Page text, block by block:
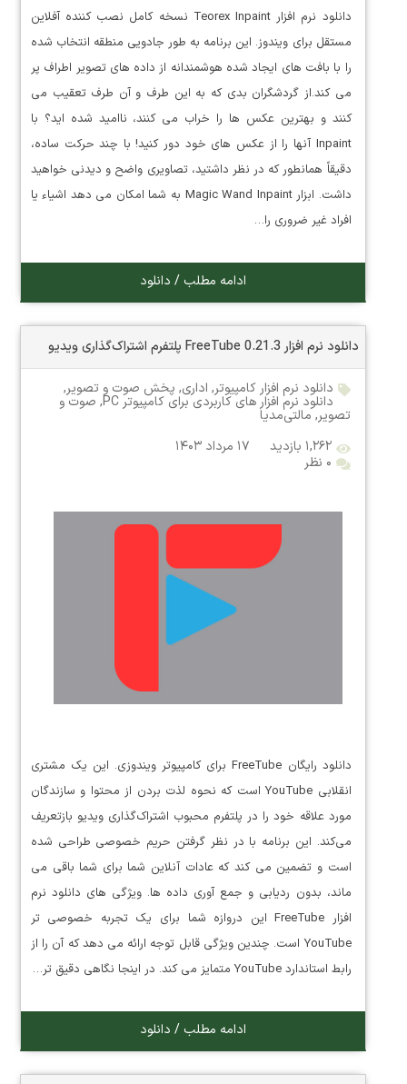
دانلود نرم افزار Teorex Inpaint نسخه کامل نصب کننده آفلاین
مستقل برای ویندوز. این برنامه به طور جادویی منطقه انتخاب شده
را با بافت های ایجاد شده هوشمندانه از داده های تصویر اطراف پر
می کند.از گردشگران بدی که به این طرف و آن طرف تعقیب می
کنند و بهترین عکس ها را خراب می کنند، ناامید شده اید؟ با
Inpaint آنها را از عکس های خود دور کنید! با چند حرکت ساده،
دقیقاً همانطور که در نظر داشتید، تصاویری واضح و دیدنی خواهید
داشت. ابزار Magic Wand Inpaint به شما امکان می دهد اشیاء یا
افراد غیر ضروری را…
ادامه مطلب / دانلود
دانلود نرم افزار FreeTube 0.21.3 پلتفرم اشتراک‌گذاری ویدیو
دانلود نرم افزار کامپیوتر, اداری, پخش صوت و تصویر,
دانلود نرم افزار های کاربردی برای کامپیوتر PC , صوت و
تصویر, مالتی‌مدیا
۱,۲۶۲ بازدید
۱۷ مرداد ۱۴۰۳
۰ نظر
دانلود رایگان FreeTube برای کامپیوتر ویندوزی. این یک مشتری
انقلابی YouTube است که نحوه لذت بردن از محتوا و سازندگان
مورد علاقه خود را در پلتفرم محبوب اشتراک‌گذاری ویدیو بازتعریف
می‌کند. این برنامه با در نظر گرفتن حریم خصوصی طراحی شده
است و تضمین می کند که عادات آنلاین شما برای شما باقی می
ماند، بدون ردیابی و جمع آوری داده ها. ویژگی های دانلود نرم
افزار FreeTube این دروازه شما برای یک تجربه خصوصی تر
YouTube است. چندین ویژگی قابل توجه ارائه می دهد که آن را از
رابط استاندارد YouTube متمایز می کند. در اینجا نگاهی دقیق تر…
ادامه مطلب / دانلود